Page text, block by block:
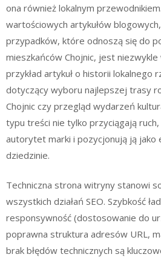
ona również lokalnym
wartościowych artykułów
przypadków, które odnoszą się do
mieszkańców Chojnic, jest
przykład artykuł o historii lokalnego
dotyczący wyboru najlepszej trasy
Chojnic czy przegląd wydarzeń
typu treści nie tylko przyciągają
autorytet marki i pozycjonują ją
dziedzinie.
Techniczna strona witryny stanowi
wszystkich działań SEO. Szybkość
responsywność (dostosowanie do
poprawna struktura adresów URL,
brak błędów technicznych są